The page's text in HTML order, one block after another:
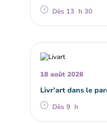
Dès 13 h 30
18 août 2026
Livr’art dans le
Dès 9 h